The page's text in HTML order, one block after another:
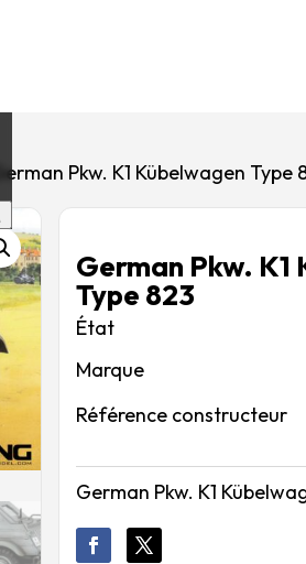
Pkw. K1 Kübelwagen Type
German Pkw. K1
Type 823
Marque
Référence constructeur
German Pkw. K1